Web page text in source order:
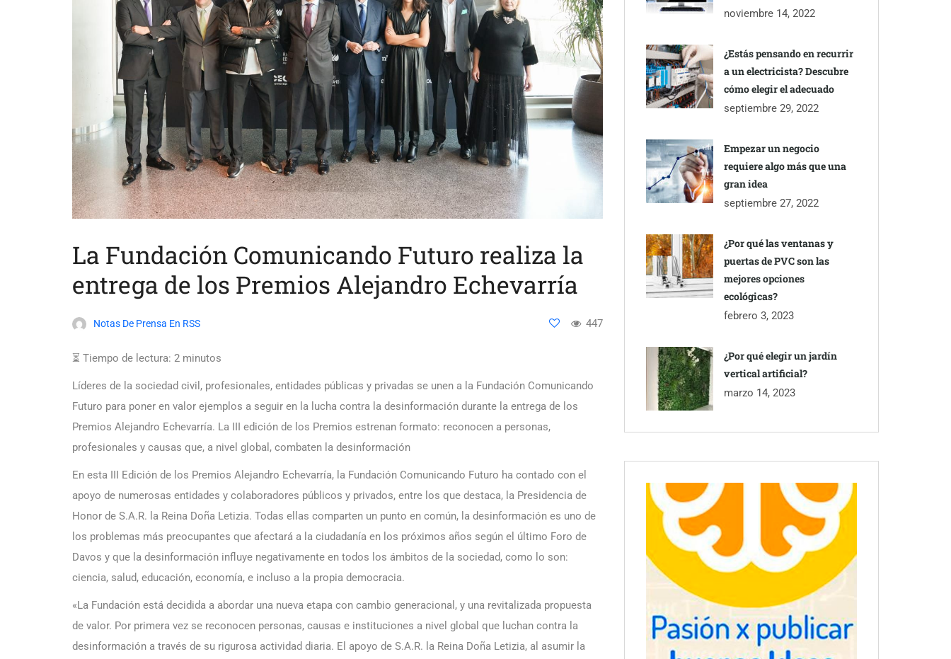
La Fundación Comunicando Futuro realiza la
entrega de los Premios Alejandro Echevarría
Notas De Prensa En RSS 447
⏳ Tiempo de lectura: 2 minutos
Líderes de la sociedad civil, profesionales, entidades públicas y privadas se unen a la Fundación Comunicando
Futuro para poner en valor ejemplos a seguir en la lucha contra la desinformación durante la entrega de los
Premios Alejandro Echevarría. La III edición de los Premios estrenan formato: reconocen a personas,
profesionales y causas que, a nivel global, combaten la desinformación
En esta III Edición de los Premios Alejandro Echevarría, la Fundación Comunicando Futuro ha contado con el
apoyo de numerosas entidades y colaboradores públicos y privados, entre los que destaca, la Presidencia de
Honor de S.A.R. la Reina Doña Letizia. Todas ellas comparten un punto en común, la desinformación es uno de
los problemas más preocupantes que afectará a la ciudadanía en los próximos años según el último Foro de
Davos y que la desinformación influye negativamente en todos los ámbitos de la sociedad, como lo son:
ciencia, salud, educación, economía, e incluso a la propia democracia.
«La Fundación está decidida a abordar una nueva etapa con cambio generacional, y una revitalizada propuesta
de valor. Por primera vez se reconocen personas, causas e instituciones a nivel global que luchan contra la
desinformación a través de su rigurosa actividad diaria. El apoyo de S.A.R. la Reina Doña Letizia, al asumir la
noviembre 14, 2022
¿Estás pensando en recurrir
a un electricista? Descubre
cómo elegir el adecuado
septiembre 29, 2022
Empezar un negocio
requiere algo más que una
gran idea
septiembre 27, 2022
¿Por qué las ventanas y
puertas de PVC son las
mejores opciones
ecológicas?
febrero 3, 2023
¿Por qué elegir un jardín
vertical artificial?
marzo 14, 2023